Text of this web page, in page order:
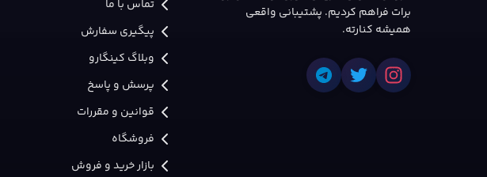
برات فراهم کردیم. پشتیبانی واقعی
همیشه کنارته.
تماس با ما
پیگیری سفارش
وبلاگ کینگارو
پرسش و پاسخ
قوانین و مقررات
فروشگاه
بازار خرید و فروش